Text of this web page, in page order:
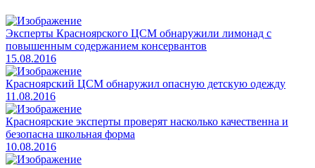
​Эксперты Красноярского ЦСМ обнаружили лимонад с
повышенным содержанием консервантов
15.08.2016
​Красноярский ЦСМ обнаружил опасную детскую одежду
11.08.2016
​Красноярские эксперты проверят насколько качественна и
безопасна школьная форма
10.08.2016